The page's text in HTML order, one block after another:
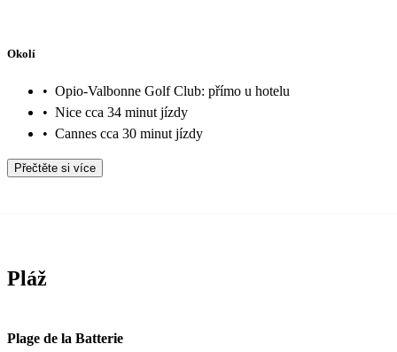
Okolí
• Opio-Valbonne Golf Club: přímo u hotelu
• Nice cca 34 minut jízdy
• Cannes cca 30 minut jízdy
Přečtěte si více
Pláž
Plage de la Batterie